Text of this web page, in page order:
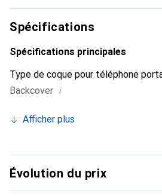
produits de haute qualité, la
sûr pour une clientèle exigeante.
Spécifications
Spécifications principales
Type de coque pour téléphone
Backcover i
Afficher plus
Évolution du prix